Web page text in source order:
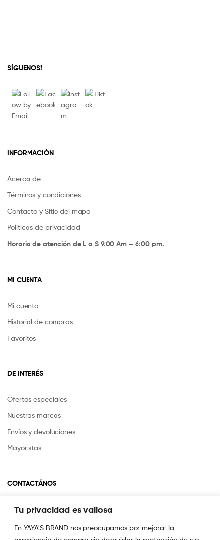
Tu privacidad es valiosa
En YAYA'S BRAND nos preocupamos por mejorar la
SÍGUENOS!
INFORMACIÓN
Acerca de
Términos y condiciones
Contacto y Sitio del mapa
Políticas de privacidad
Horario de atención de L a S 9.00 Am – 6:00 pm.
MI CUENTA
Mi cuenta
Historial de compras
Favoritos
DE INTERÉS
Ofertas especiales
Nuestras marcas
Envíos y devoluciones
Mayoristas
CONTACTÁNOS
Si tienes alguna pregunta o inquietud escríbenos a